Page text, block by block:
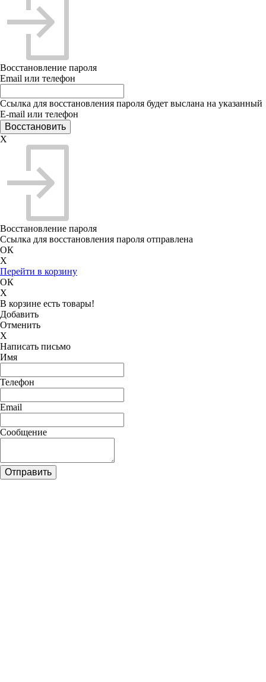
Восстановление пароля
Email или телефон
Ссылка для восстановления пароля будет выслана на указанный
E-mail или телефон
X
Восстановление пароля
Ссылка для восстановления пароля отправлена
ОК
X
Перейти в корзину
ОК
X
В корзине есть товары!
Добавить
Отменить
X
Написать письмо
Имя
Телефон
Email
Сообщение